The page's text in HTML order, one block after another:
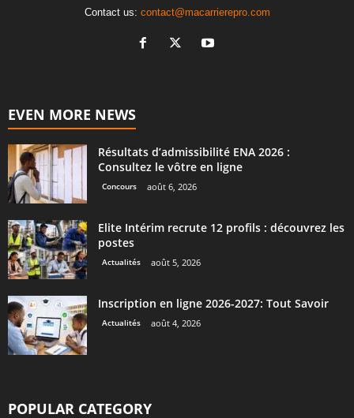
Contact us: contact@macarrierepro.com
EVEN MORE NEWS
Résultats d’admissibilité ENA 2026 :
Consultez le vôtre en ligne
Concours août 6, 2026
Elite Intérim recrute 12 profils : découvrez les
postes
Actualités août 5, 2026
Inscription en ligne 2026-2027: Tout Savoir
Actualités août 4, 2026
POPULAR CATEGORY